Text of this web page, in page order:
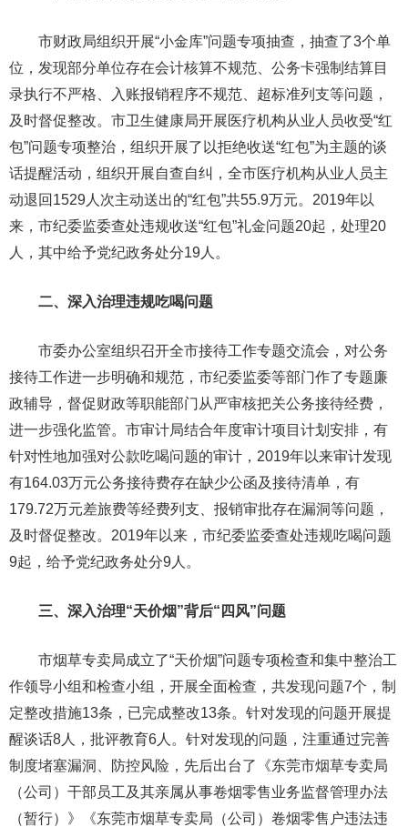
市财政局组织开展“小金库”问题专项抽查，抽查了3个单
位，发现部分单位存在会计核算不规范、公务卡强制结算目
录执行不严格、入账报销程序不规范、超标准列支等问题，
及时督促整改。市卫生健康局开展医疗机构从业人员收受“红
包”问题专项整治，组织开展了以拒绝收送“红包”为主题的谈
话提醒活动，组织开展自查自纠，全市医疗机构从业人员主
动退回1529人次主动送出的“红包”共55.9万元。2019年以
来，市纪委监委查处违规收送“红包”礼金问题20起，处理20
人，其中给予党纪政务处分19人。
二、深入治理违规吃喝问题
市委办公室组织召开全市接待工作专题交流会，对公务
接待工作进一步明确和规范，市纪委监委等部门作了专题廉
政辅导，督促财政等职能部门从严审核把关公务接待经费，
进一步强化监管。市审计局结合年度审计项目计划安排，有
针对性地加强对公款吃喝问题的审计，2019年以来审计发现
有164.03万元公务接待费存在缺少公函及接待清单，有
179.72万元差旅费等经费列支、报销审批存在漏洞等问题，
及时督促整改。2019年以来，市纪委监委查处违规吃喝问题
9起，给予党纪政务处分9人。
三、深入治理“天价烟”背后“四风”问题
市烟草专卖局成立了“天价烟”问题专项检查和集中整治工
作领导小组和检查小组，开展全面检查，共发现问题7个，制
定整改措施13条，已完成整改13条。针对发现的问题开展提
醒谈话8人，批评教育6人。针对发现的问题，注重通过完善
制度堵塞漏洞、防控风险，先后出台了《东莞市烟草专卖局
（公司）干部员工及其亲属从事卷烟零售业务监督管理办法
（暂行）》《东莞市烟草专卖局（公司）卷烟零售户违法违